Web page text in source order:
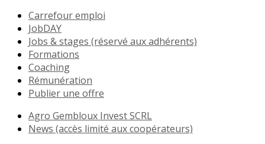
Carrefour emploi
JobDAY
Jobs & stages (réservé aux adhérents)
Formations
Coaching
Rémunération
Publier une offre
Agro Gembloux Invest SCRL
News (accès limité aux coopérateurs)